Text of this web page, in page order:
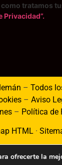
tratamos
Privacidad”.
– Todos
– Aviso
– Política de
HTML·
ofrecerte la